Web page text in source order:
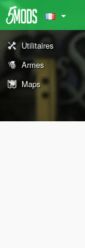
Utilitaires
Armes
Maps